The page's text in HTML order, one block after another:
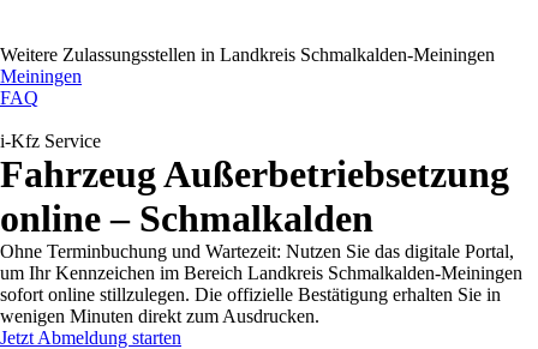
Weitere Zulassungsstellen in Landkreis Schmalkalden-Meiningen
Meiningen
FAQ
i-Kfz Service
Fahrzeug Außerbetriebsetzung
online – Schmalkalden
Ohne Terminbuchung und Wartezeit: Nutzen Sie das digitale Portal,
um Ihr Kennzeichen im Bereich Landkreis Schmalkalden-Meiningen
sofort online stillzulegen. Die offizielle Bestätigung erhalten Sie in
wenigen Minuten direkt zum Ausdrucken.
Jetzt Abmeldung starten